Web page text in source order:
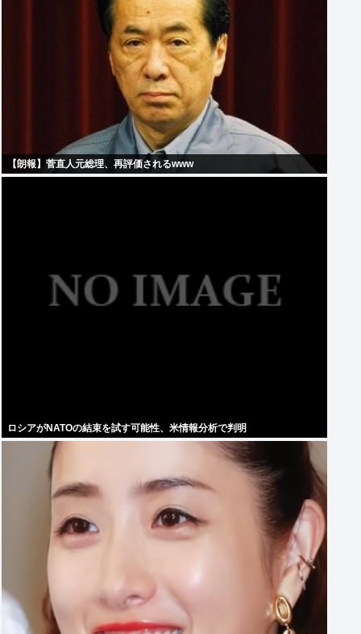
【朗報】菅直人元総理、再評価されるwww
ロシアがNATOの結束を試す可能性、米情報分析で判明